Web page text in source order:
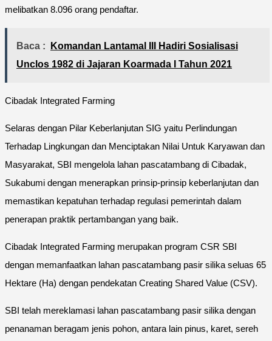
melibatkan 8.096 orang pendaftar.
Baca :
Komandan Lantamal III Hadiri Sosialisasi
Unclos 1982 di Jajaran Koarmada I Tahun 2021
Cibadak Integrated Farming
Selaras dengan Pilar Keberlanjutan SIG yaitu Perlindungan
Terhadap Lingkungan dan Menciptakan Nilai Untuk Karyawan dan
Masyarakat, SBI mengelola lahan pascatambang di Cibadak,
Sukabumi dengan menerapkan prinsip-prinsip keberlanjutan dan
memastikan kepatuhan terhadap regulasi pemerintah dalam
penerapan praktik pertambangan yang baik.
Cibadak Integrated Farming merupakan program CSR SBI
dengan memanfaatkan lahan pascatambang pasir silika seluas 65
Hektare (Ha) dengan pendekatan Creating Shared Value (CSV).
SBI telah mereklamasi lahan pascatambang pasir silika dengan
penanaman beragam jenis pohon, antara lain pinus, karet, sereh